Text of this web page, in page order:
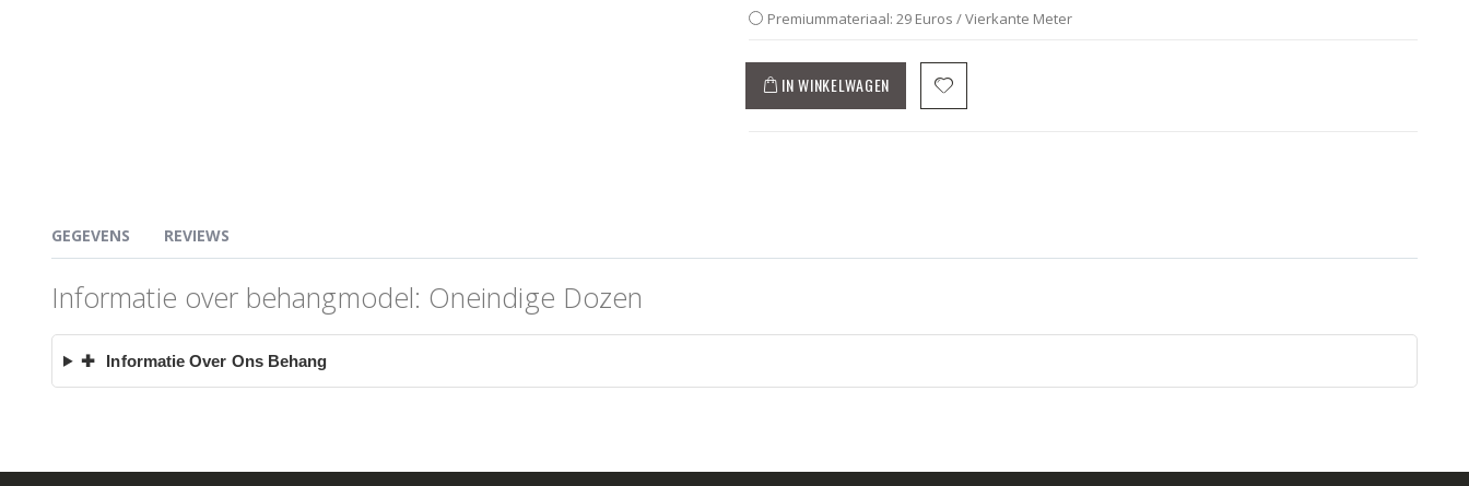
Premiummateriaal: 29 Euros / Vierkante Meter
IN WINKELWAGEN
GEGEVENS
Informatie over behangmodel: Oneindige Dozen
✚ Informatie Over Ons Behang
REVIEWS